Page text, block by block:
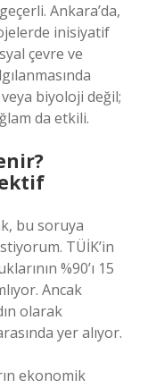
Ankara’da,
inisiyatif
çevre ve
biyoloji değil;
da etkili.
bu soruya
TÜİK’in
%90’ı 15
Ancak
olarak
yer alıyor.
ekonomik